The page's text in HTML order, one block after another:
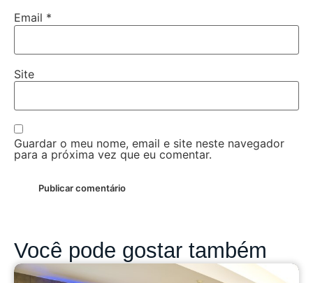
Email *
Site
Guardar o meu nome, email e site neste navegador
para a próxima vez que eu comentar.
Você pode gostar também